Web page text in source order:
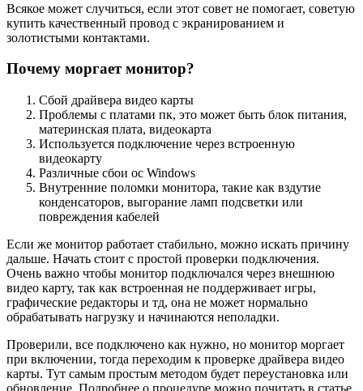
Всякое может случиться, если этот совет не помогает, советую
купить качественный провод с экранированием и
золотистыми контактами.
Почему моргает монитор?
Сбой драйвера видео карты
Проблемы с платами пк, это может быть блок питания,
материнская плата, видеокарта
Используется подключение через встроенную
видеокарту
Различные сбои ос Windows
Внутренние поломки монитора, такие как вздутие
конденсаторов, выгорание ламп подсветки или
повреждения кабелей
Если же монитор работает стабильно, можно искать причину
дальше. Начать стоит с простой проверки подключения.
Очень важно чтобы монитор подключался через внешнюю
видео карту, так как встроенная не поддерживает игры,
графические редакторы и тд, она не может нормально
обрабатывать нагрузку и начинаются неполадки.
Проверили, все подключено как нужно, но монитор моргает
при включении, тогда переходим к проверке драйвера видео
карты. Тут самым простым методом будет переустановка или
обновление. Подробнее о процедуре можно почитать в статье